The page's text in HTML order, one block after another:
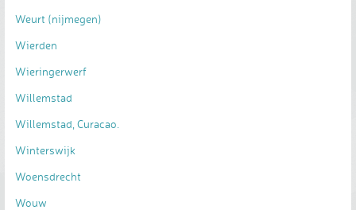
Weurt (nijmegen)
Wierden
Wieringerwerf
Willemstad
Willemstad, Curacao.
Winterswijk
Woensdrecht
Wouw